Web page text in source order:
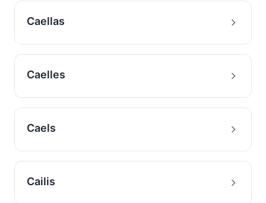
Caellas
Caelles
Caels
Cailis